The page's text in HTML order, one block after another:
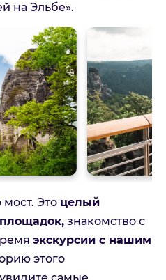
на Эльбе».
мост. Это целый
знакомство с
экскурсии с нашим
этого